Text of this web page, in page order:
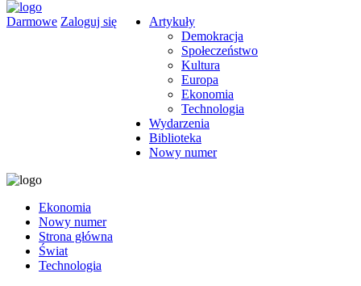
Darmowe Zaloguj się
Artykuły
Demokracja
Społeczeństwo
Kultura
Europa
Ekonomia
Technologia
Wydarzenia
Biblioteka
Nowy numer
Ekonomia
Nowy numer
Strona główna
Świat
Technologia